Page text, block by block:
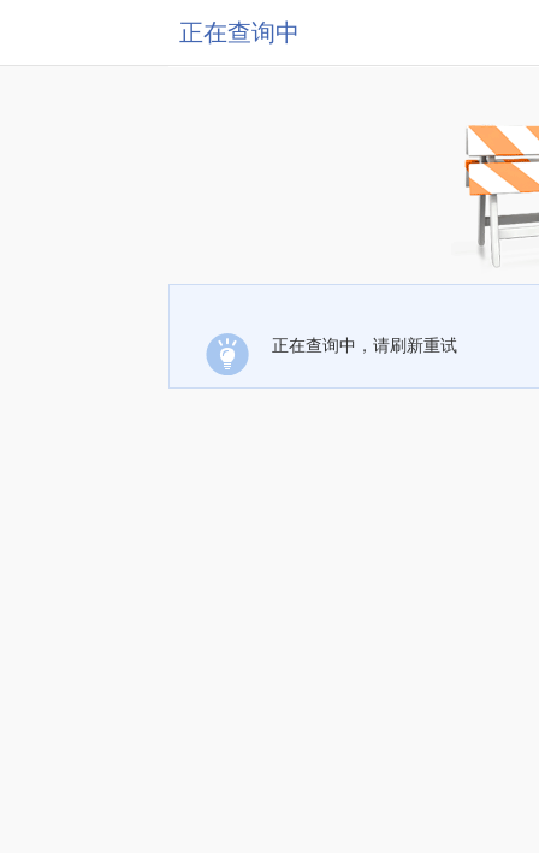
正在查询中
正在查询中，请刷新重试